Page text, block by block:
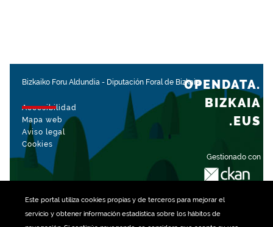
Este portal utiliza cookiespropias y de terceros para mejorar el
servicio y obtener información estadística sobre los hábitos de
Bizkaiko Foru Aldundia - Diputación Foral de Bizkaia
Accesibilidad
Mapa web
Aviso legal
Cookies
Gestionado con
OPENDATA.
BIZKAIA
.EUS